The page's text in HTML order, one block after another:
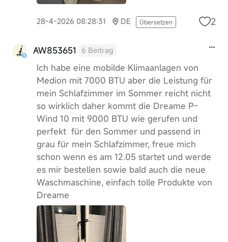
28-4-2026 08:28:31 DE Übersetzen 2
AW853651 6 Beitrag
Ich habe eine mobilde Klimaanlagen von
Medion mit 7000 BTU aber die Leistung für
mein Schlafzimmer im Sommer reicht nicht
so wirklich daher kommt die Dreame P-
Wind 10 mit 9000 BTU wie gerufen und
perfekt für den Sommer und passend in
grau für mein Schlafzimmer, freue mich
schon wenn es am 12.05 startet und werde
es mir bestellen sowie bald auch die neue
Waschmaschine, einfach tolle Produkte von
Dreame